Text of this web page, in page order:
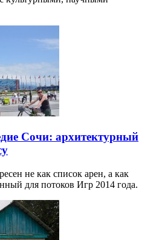
Сочи: архитектурный
не как список арен, а как
для потоков Игр 2014 года.